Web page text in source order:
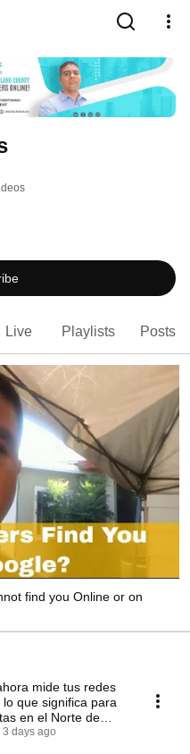
Live Playlists Posts
find you Online or on
mide tus redes
lo que significa para
en el Norte de
3 days ago